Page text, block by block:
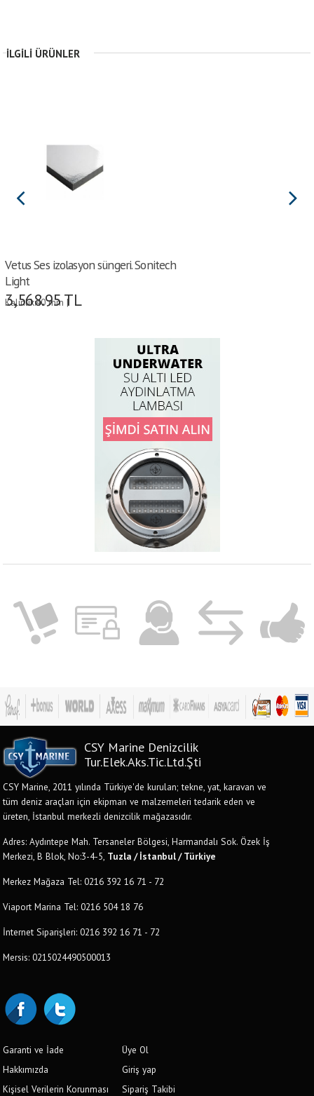
İLGILI ÜRÜNLER
Vetus Ses izolasyon süngeri. Sonitech
Light
Kalınlık:40 mm |
3,568.95TL
CSY Marine Denizcilik
Tur.Elek.Aks.Tic.Ltd.Şti
CSY Marine, 2011 yılında Türkiye'de kurulan; tekne, yat, karavan ve
tüm deniz araçları için ekipman ve malzemeleri tedarik eden ve
üreten, İstanbul merkezli denizcilik mağazasıdır.
Adres: Aydıntepe Mah. Tersaneler Bölgesi, Harmandalı Sok. Özek İş
Merkezi, B Blok, No:3-4-5, Tuzla / İstanbul / Türkiye
Merkez Mağaza Tel: 0216 392 16 71 - 72
Viaport Marina Tel: 0216 504 18 76
İnternet Siparişleri: 0216 392 16 71 - 72
Mersis: 0215024490500013
Garanti ve İade
Hakkımızda
Kişisel Verilerin Korunması
Üye Ol
Giriş yap
Sipariş Takibi